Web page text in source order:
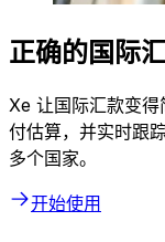
正确的国际
Xe 让国际汇款变
付估算，并实时跟
多个国家。
开始使用